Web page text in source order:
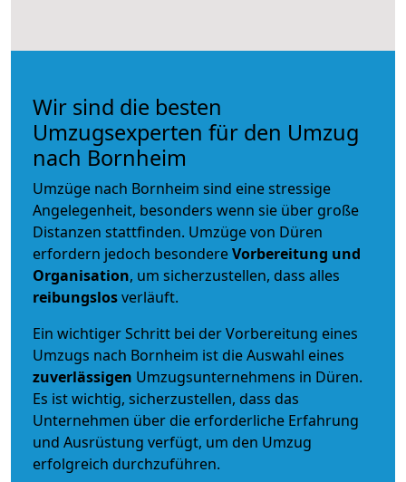
Wir sind die besten
Umzugsexperten für den Umzug
nach Bornheim
Umzüge nach Bornheim sind eine stressige
Angelegenheit, besonders wenn sie über große
Distanzen stattfinden. Umzüge von Düren
erfordern jedoch besondereVorbereitung und
Organisation, um sicherzustellen, dass alles
reibungslosverläuft.
Ein wichtiger Schritt bei der Vorbereitung eines
Umzugs nach Bornheim ist die Auswahl eines
zuverlässigen Umzugsunternehmens in Düren.
Es ist wichtig, sicherzustellen, dass das
Unternehmen über die erforderliche Erfahrung
und Ausrüstung verfügt, um den Umzug
erfolgreich durchzuführen.